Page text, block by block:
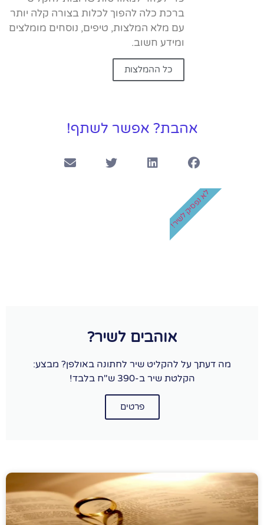
ברכת כלה להפוך לכלות בצורה קלה יותר
עם מלא המלצות, טיפים, נוסחים מומלצים
ומידע חשוב.
כל ההמלצות
אהבת? אפשר לשתף!
אוהבים לשיר?
מה דעתך על להקליט שיר לחתונה באולפן? מבצע:
הקלטת שיר ב-390 ש"ח בלבד!
פרטים
לא נפסיק לשיר!